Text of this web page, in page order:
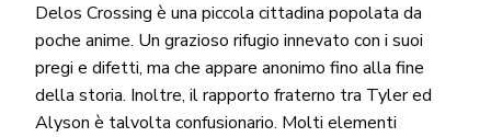
Delos Crossing è una piccola cittadina popolata da
poche anime. Un grazioso rifugio innevato con i suoi
pregi e difetti, ma che appare anonimo fino alla fine
della storia. Inoltre, il rapporto fraterno tra Tyler ed
Alyson è talvolta confusionario. Molti elementi